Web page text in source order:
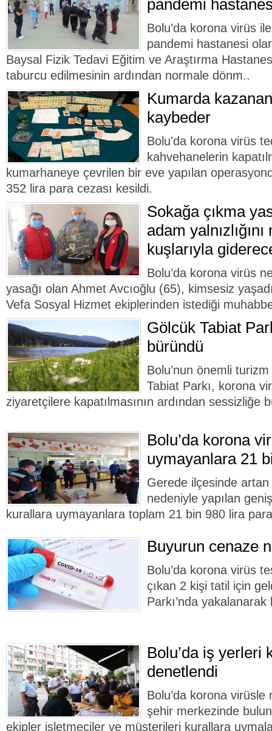
pandemi
Bolu’da korona virüs
pandemi hastanesi
Baysal Fizik Tedavi Eğitim ve Araştırma
taburcu edilmesinin ardından normale dönm..
Kumarda
kaybeder
Bolu'da korona virüs
kahvehanelerin
kumarhaneye çevrilen bir eve yapılan
352 lira para cezası kesildi.
Sokağa çıkma
adam
kuşlarıyla
Bolu’da korona virüs
yasağı olan Ahmet Avcıoğlu (65), kimsesiz
Vefa Sosyal Hizmet ekiplerinden istediği
Gölcük Tabiat
büründü
Bolu’nun önemli
Tabiat Parkı, korona
ziyaretçilere kapatılmasının ardından sessizliğe
Bolu’da korona
uymayanlara 21
Gerede ilçesinde
nedeniyle yapılan
kurallara uymayanlara toplam 21 bin 980 lira
Buyurun cenaze
Bolu’da korona virüs
çıkan 2 kişi tatil için
Parkı’nda
Bolu’da iş yerleri
denetlendi
Bolu’da korona virüsle
şehir merkezinde
ekipler işletmeciler ve müşterileri kurallara